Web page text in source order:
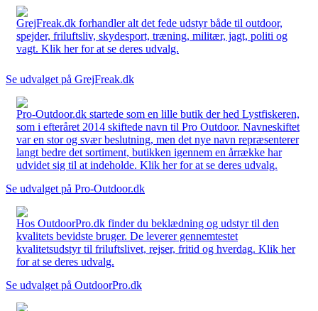
GrejFreak.dk forhandler alt det fede udstyr både til outdoor,
spejder, friluftsliv, skydesport, træning, militær, jagt, politi og
vagt. Klik her for at se deres udvalg.
Se udvalget på GrejFreak.dk
Pro-Outdoor.dk startede som en lille butik der hed Lystfiskeren,
som i efteråret 2014 skiftede navn til Pro Outdoor. Navneskiftet
var en stor og svær beslutning, men det nye navn repræsenterer
langt bedre det sortiment, butikken igennem en årrække har
udvidet sig til at indeholde. Klik her for at se deres udvalg.
Se udvalget på Pro-Outdoor.dk
Hos OutdoorPro.dk finder du beklædning og udstyr til den
kvalitets bevidste bruger. De leverer gennemtestet
kvalitetsudstyr til friluftslivet, rejser, fritid og hverdag. Klik her
for at se deres udvalg.
Se udvalget på OutdoorPro.dk